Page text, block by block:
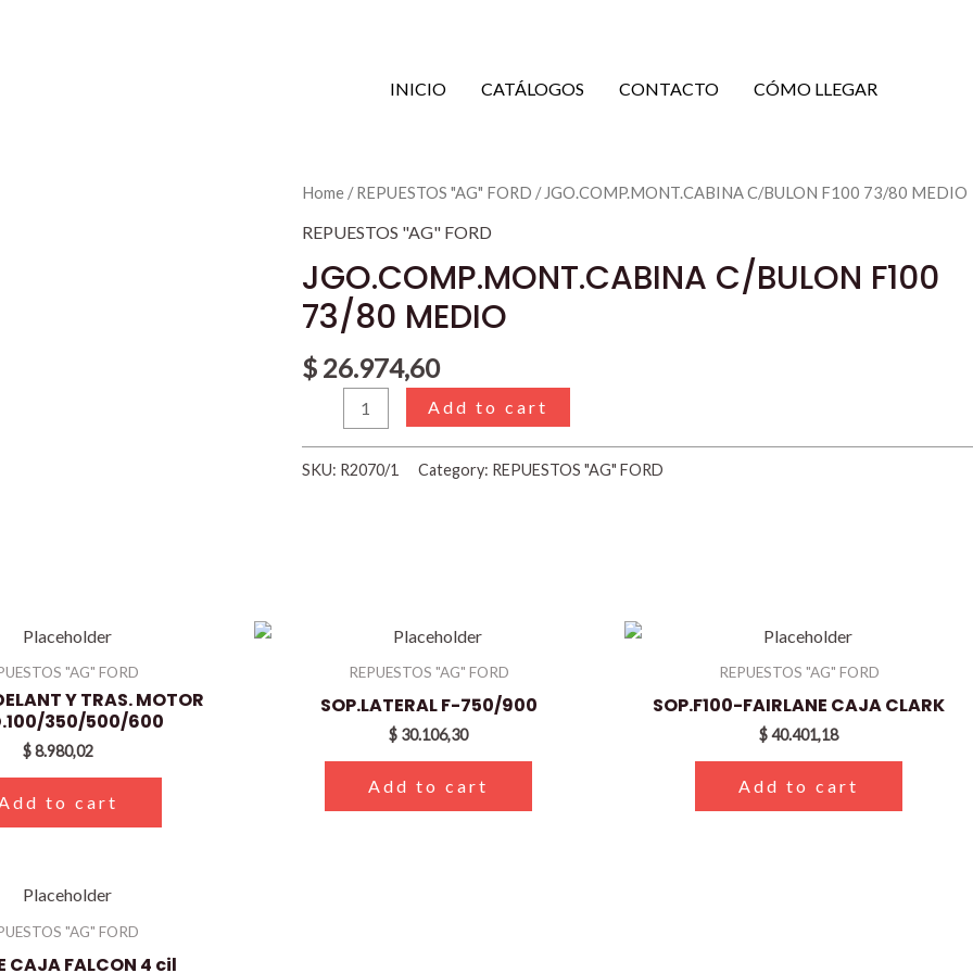
INICIO CATÁLOGOS CONTACTO CÓMO LLEGAR
Home/REPUESTOS "AG" FORD / JGO.COMP.MONT.CABINA C/BULON F100 73/80 MEDIO
REPUESTOS "AG" FORD
JGO.COMP.MONT.CABINA C/BULON F100
73/80 MEDIO
$26.974,60
JGO.COMP.MONT.CABINA
73/80
MEDIO
quantity
Add to cart
SKU: R2070/1 Category: REPUESTOS "AG" FORD
"AG" FORD
Y TRAS. MOTOR
350/500/600
$8.980,02
to cart
REPUESTOS "AG" FORD
SOP.LATERAL F-750/900
$ 30.106,30
Add to cart
REPUESTOS "AG" FORD
SOP.F100-FAIRLANE CAJA CLARK
$40.401,18
Add to cart
"AG" FORD
CAJA FALCON 4 cil